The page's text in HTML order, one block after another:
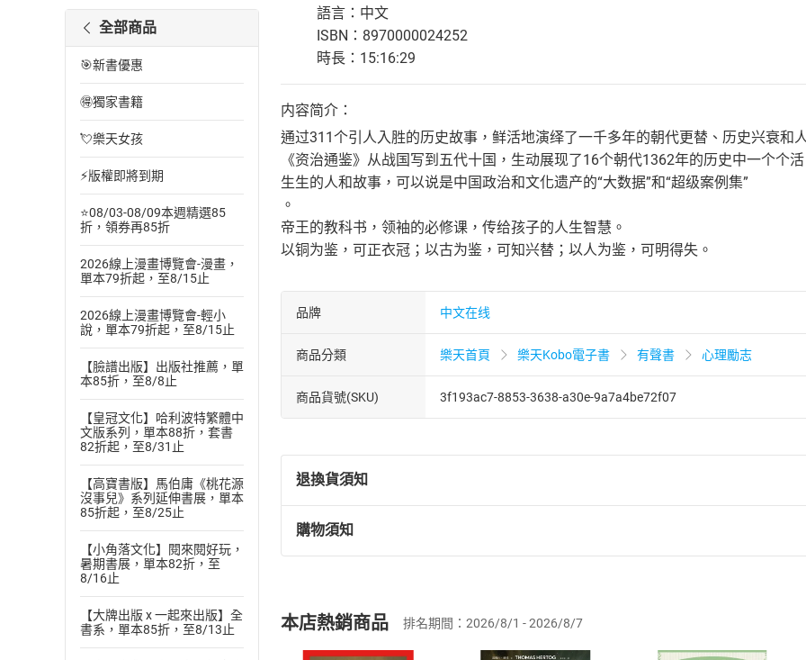
全部商品
🎯新書優惠
🉐獨家書籍
💘樂天女孩
⚡版權即將到期
⭐08/03-08/09本週精選85
折，領券再85折
2026線上漫畫博覽會-漫畫，
單本79折起，至8/15止
2026線上漫畫博覽會-輕小
說，單本79折起，至8/15止
【臉譜出版】出版社推薦，單
本85折，至8/8止
【皇冠文化】哈利波特繁體中
文版系列，單本88折，套書
82折起，至8/31止
【高寶書版】馬伯庸《桃花源
沒事兒》系列延伸書展，單本
85折起，至8/25止
【小角落文化】閱來閱好玩，
暑期書展，單本82折，至
8/16止
【大牌出版 x 一起來出版】全
書系，單本85折，至8/13止
語言：中文
ISBN：8970000024252
時長：15:16:29
内容简介：
通过311个引人入胜的历史故事，鲜活地演绎了一千多年的朝代更替、历史兴衰和
《资治通鉴》从战国写到五代十国，生动展现了16个朝代1362年的历史中一个个活
生生的人和故事，可以说是中国政治和文化遗产的“大数据”和“超级案例集”
。
帝王的教科书，领袖的必修课，传给孩子的人生智慧。
以铜为鉴，可正衣冠；以古为鉴，可知兴替；以人为鉴，可明得失。
品牌 中文在线
商品分類 樂天首頁 樂天Kobo電子書 有聲書 心理勵志
商品貨號(SKU) 3f193ac7-8853-3638-a30e-9a7a4be72f07
退換貨須知
退換貨規定：
(一)依消費者保護法第19條第1項後段暨通訊交易解除權合理例外情事適用
(二)消費者訂購本店鋪之商品即代表知悉本店鋪所銷售之商品為電子書，
且已下載/存取電子書，不得請求退貨退款。
購物須知
本店熱銷商品 排名期間：2026/8/1 - 2026/8/7